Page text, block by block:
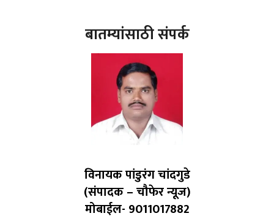
बातम्यांसाठी संपर्क
विनायक पांडुरंग चांदगुडे
(संपादक – चौफेर न्यूज)
मोबाईल- 9011017882